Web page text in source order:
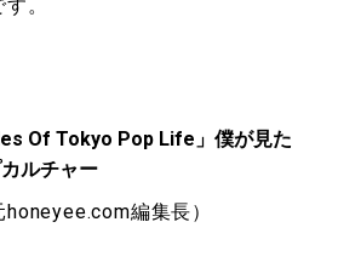
。
Of Tokyo Pop Life」僕が見た
ルチャー
編集長）